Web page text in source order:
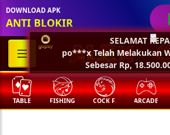
SELAMAT
po***x Telah Melakukan
Sebesar Rp,
🧧
DOWNLOAD APK
ANTI BLOKIR
TABLE FISHING COCK F. ARCADE